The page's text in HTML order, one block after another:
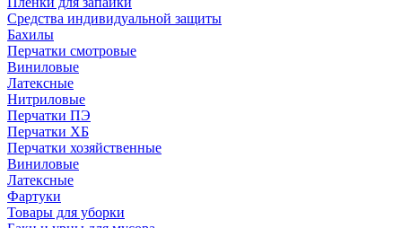
Средства индивидуальной защиты
Бахилы
Перчатки смотровые
Виниловые
Латексные
Нитриловые
Перчатки ПЭ
Перчатки ХБ
Перчатки хозяйственные
Виниловые
Латексные
Фартуки
Товары для уборки